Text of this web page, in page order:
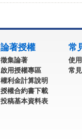
論著授權
徵集論著
啟用授權專區
權利金計算說明
授權合約書下載
投稿基本資料表
常
使
常